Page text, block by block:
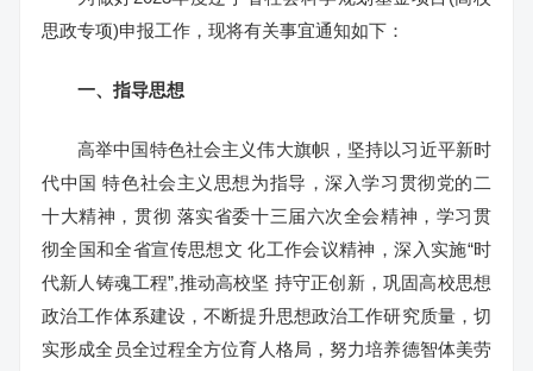
思政专项)申报工作，现将有关事宜通知如下：
一、指导思想
高举中国特色社会主义伟大旗帜，坚持以习近平新时
代中国 特色社会主义思想为指导，深入学习贯彻党的二
十大精神，贯彻 落实省委十三届六次全会精神，学习贯
彻全国和全省宣传思想文 化工作会议精神，深入实施“时
代新人铸魂工程”,推动高校坚 持守正创新，巩固高校思想
政治工作体系建设，不断提升思想政治工作研究质量，切
实形成全员全过程全方位育人格局，努力培养德智体美劳